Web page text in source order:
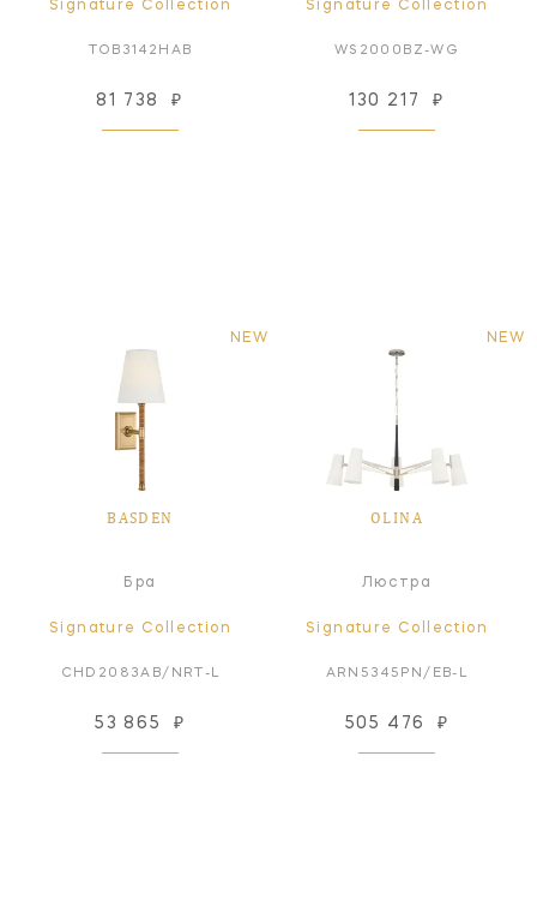
Signature Collection
TOB3142HAB
81 738 ₽
Signature Collection
WS2000BZ-WG
130 217 ₽
NEW
BASDEN
Бра
Signature Collection
CHD2083AB/NRT-L
53 865 ₽
NEW
OLINA
Люстра
Signature Collection
ARN5345PN/EB-L
505 476 ₽